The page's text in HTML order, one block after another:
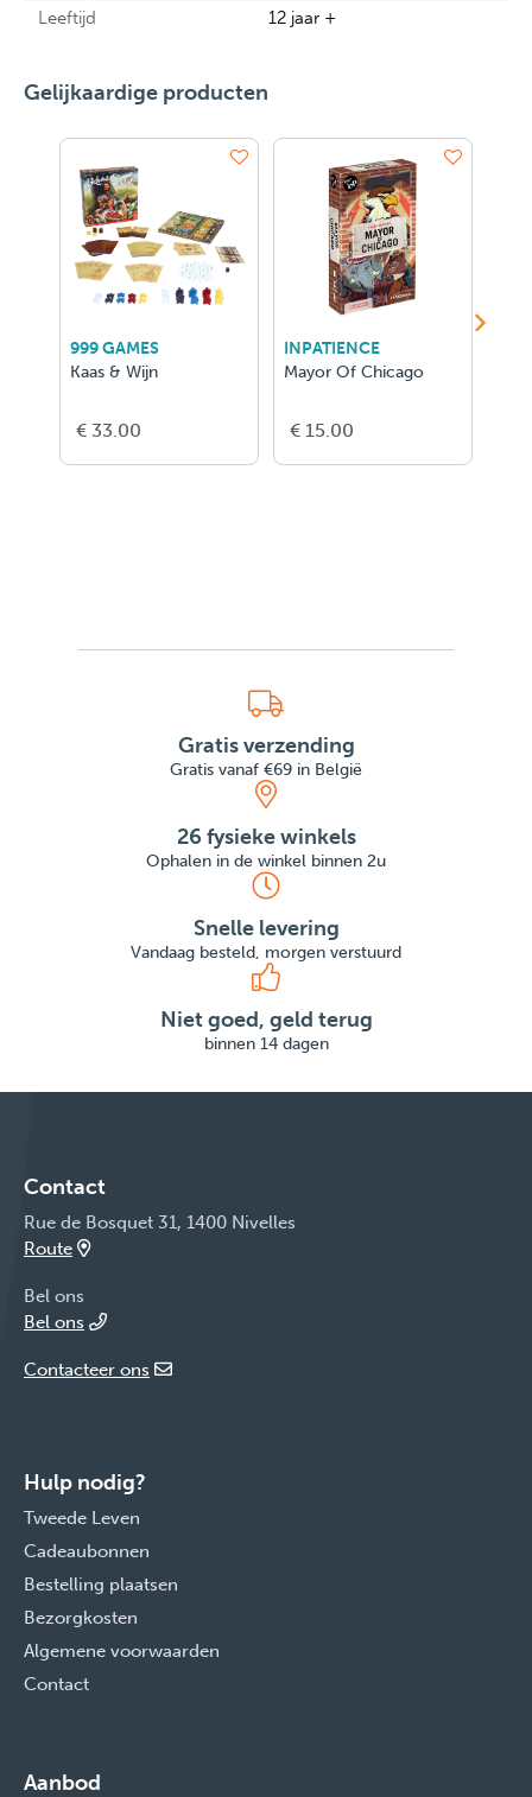
Leeftijd
12 jaar +
Gelijkaardige producten
999 GAMES
Kaas & Wijn
€ 33.00
INPATIENCE
Mayor Of Chicago
€ 15.00
Gratis verzending
Gratis vanaf €69 in België
26 fysieke winkels
Ophalen in de winkel binnen 2u
Snelle levering
Vandaag besteld, morgen verstuurd
Niet goed, geld terug
binnen 14 dagen
Contact
Rue de Bosquet 31, 1400 Nivelles
Route
Bel ons
Bel ons
Contacteer ons
Hulp nodig?
Tweede Leven
Cadeaubonnen
Bestelling plaatsen
Bezorgkosten
Algemene voorwaarden
Contact
Aanbod